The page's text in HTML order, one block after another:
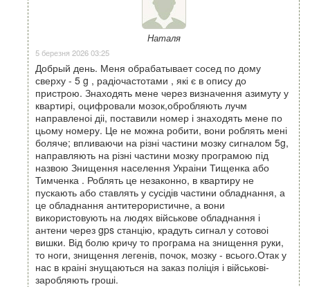
Наталя
5 березня 2026 03:25
Добрый день. Меня обрабатывает сосед по дому
сверху - 5 g , радіочастотами , які є в опису до
пристрою. Знаходять мене через визначення азимуту у
квартирі, оцифровали мозок,обробляють лучм
направленоі діі, поставили номер і знаходять мене по
цьому номеру. Це не можна робити, вони роблять мені
боляче; впливаючи на різні частини мозку сигналом 5g,
направляють на різні частини мозку програмою під
назвою Знищення населення Украіни Тищенка або
Тимченка . Роблять це незаконно, в квартиру не
пускають або ставлять у сусідів частини обладнання, а
це обладнання антитерористичне, а вони
використовують на людях військове обладнання і
антени через gps станцію, крадуть сигнал у сотовоі
вишки. Від болю кричу то програма на знищення руки,
то ноги, знищення легенів, почок, мозку - всього.Отак у
нас в краіні знущаються на заказ поліція і військові-
заробляють гроші.